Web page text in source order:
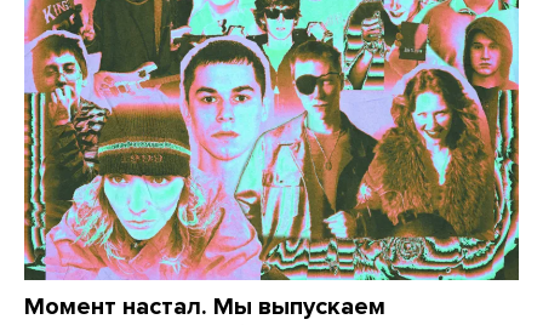
Момент настал. Мы выпускаем